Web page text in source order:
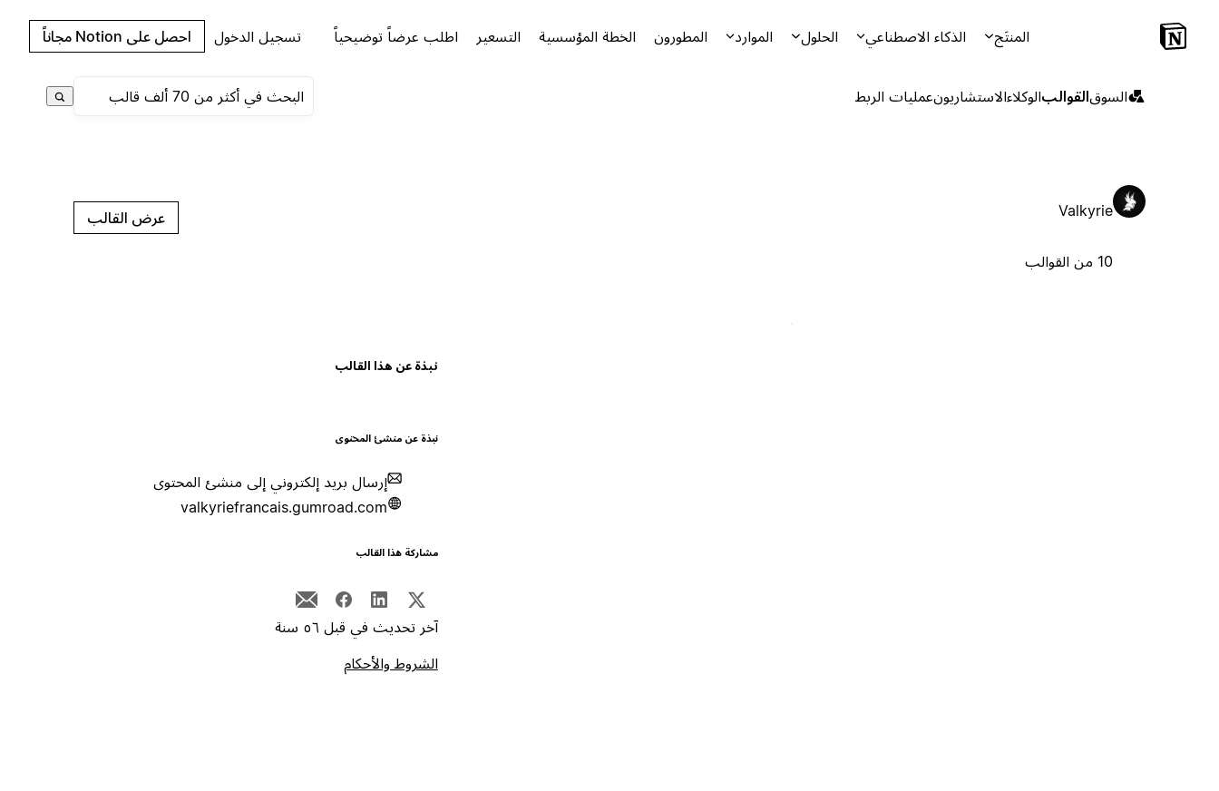
المنتَج الذكاء الاصطناعي الحلول الموارد المطورون الخطة المؤسسية التسعير اطلب عرضاً توضيحياً تسجيل الدخول احصل على Notion مجاناً
السوقالقوالبالوكلاءالاستشاريونعمليات الربط
Valkyrie
10 من القوالب
عرض القالب
نبذة عن هذا القالب
نبذة عن منشئ المحتوى
إرسال بريد إلكتروني إلى منشئ المحتوى
valkyriefrancais.gumroad.com
مشاركة هذا القالب
آخر تحديث في قبل ٥٦ سنة
الشروط والأحكام